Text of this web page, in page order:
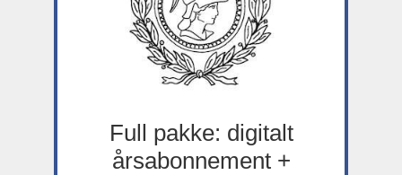
Full pakke: digitalt
årsabonnement +